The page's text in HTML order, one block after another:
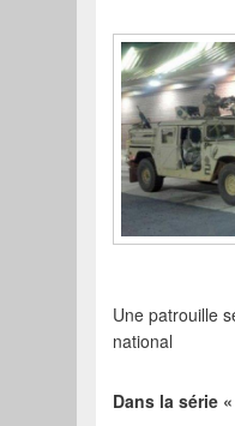
Une patrouille
national
Dans la série